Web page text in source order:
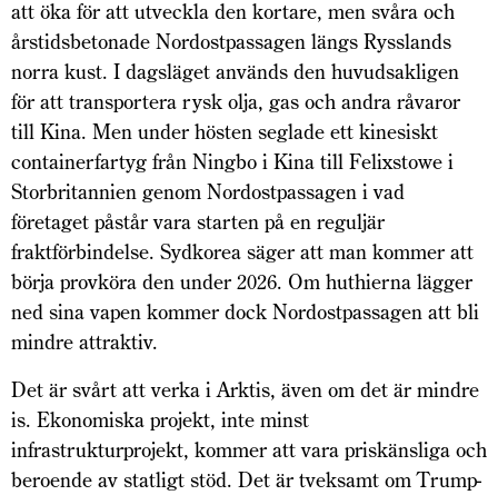
att öka för att utveckla den kortare, men svåra och
årstidsbetonade Nordostpassagen längs Rysslands
norra kust. I dagsläget används den huvudsakligen
för att transportera rysk olja, gas och andra råvaror
till Kina. Men under hösten seglade ett kinesiskt
containerfartyg från Ningbo i Kina till Felixstowe i
Storbritannien genom Nordostpassagen i vad
företaget påstår vara starten på en reguljär
fraktförbindelse. Sydkorea säger att man kommer att
börja provköra den under 2026. Om huthierna lägger
ned sina vapen kommer dock Nordostpassagen att bli
mindre attraktiv.
Det är svårt att verka i Arktis, även om det är mindre
is. Ekonomiska projekt, inte minst
infrastrukturprojekt, kommer att vara priskänsliga och
beroende av statligt stöd. Det är tveksamt om Trump-